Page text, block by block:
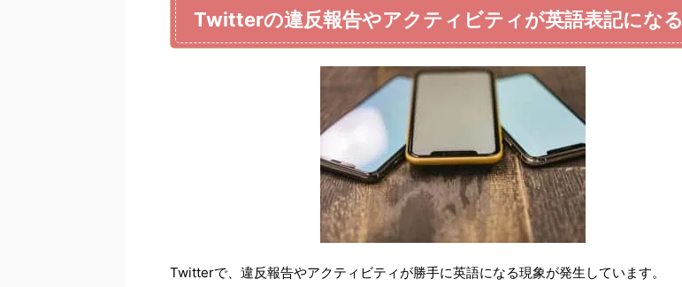
Twitterの違反報告やアクティビティが英語表記になる
Twitterで、違反報告やアクティビティが勝手に英語になる現象が発生しています。